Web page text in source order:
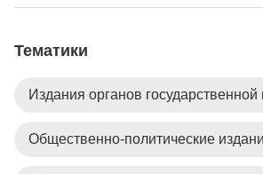
Тематики
Издания органов государственной
Общественно-политические